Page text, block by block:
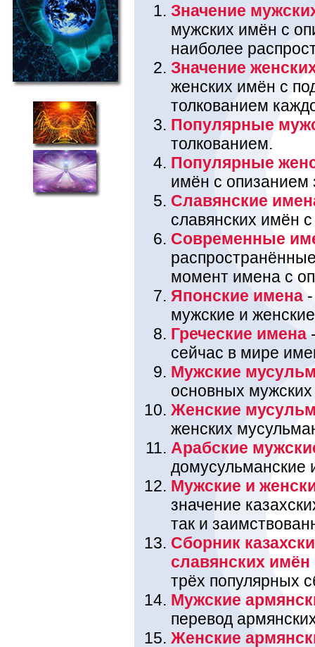
Значение
мужских имён с
наиболее
Значение
женских имён с
толкованием
Популярные
толкованием.
Популярные
имён с опизанием
Славянские
славянских имён
Современные
момент имена с
Японские имена
мужские и
Греческие имена
сейчас в мире
Мужские
основных
Женские
женских
Арабские
домусульманские
Мужские и
значение
так и
Сборник
славянских имён
трёх популярных
Мужские
перевод
Женские